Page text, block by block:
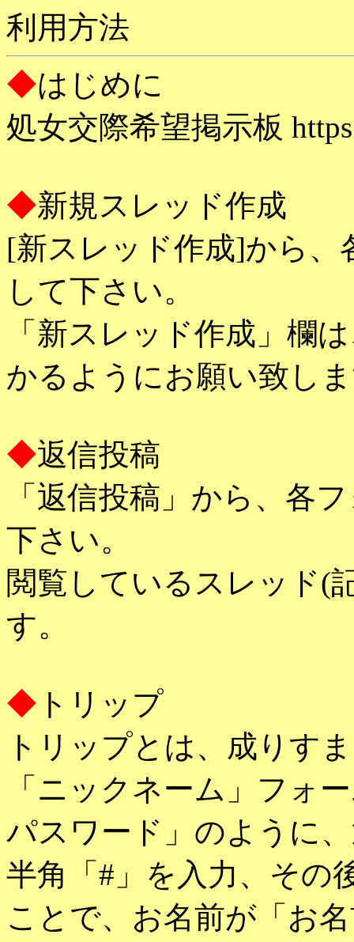
利用方法
◆はじめに
処女交際希望掲示板
◆新規スレッド作成
[新スレッド作成]から、
して下さい。
「新スレッド作成」欄
かるようにお願い致し
◆返信投稿
「返信投稿」から、各
下さい。
閲覧しているスレッド(
す。
◆ トリップ
トリップとは、成りす
「ニックネーム」フォ
パスワード」のように
半角「#」を入力、その
ことで、お名前が「